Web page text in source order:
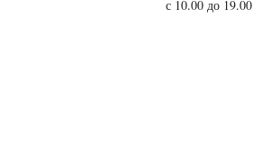
с 10.00 до 19.00